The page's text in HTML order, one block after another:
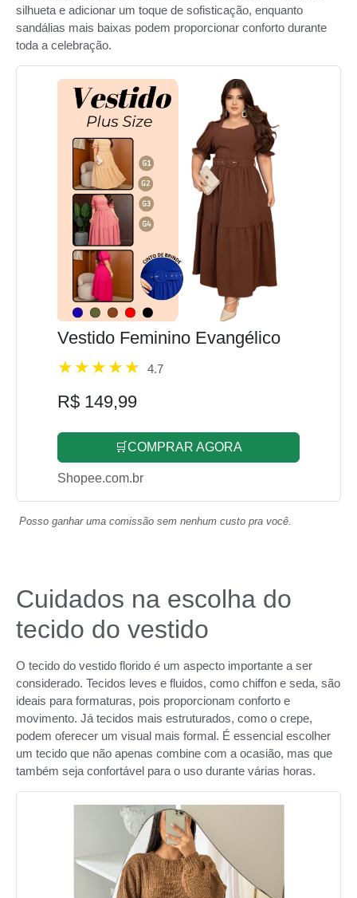
silhueta e adicionar um toque de sofisticação, enquanto
sandálias mais baixas podem proporcionar conforto durante
toda a celebração.
Vestido Feminino Evangélico
4.7
R$ 149,99
🛒COMPRAR AGORA
Shopee.com.br
Posso ganhar uma comissão sem nenhum custo pra você.
Cuidados na escolha do
tecido do vestido
O tecido do vestido florido é um aspecto importante a ser
considerado. Tecidos leves e fluidos, como chiffon e seda, são
ideais para formaturas, pois proporcionam conforto e
movimento. Já tecidos mais estruturados, como o crepe,
podem oferecer um visual mais formal. É essencial escolher
um tecido que não apenas combine com a ocasião, mas que
também seja confortável para o uso durante várias horas.